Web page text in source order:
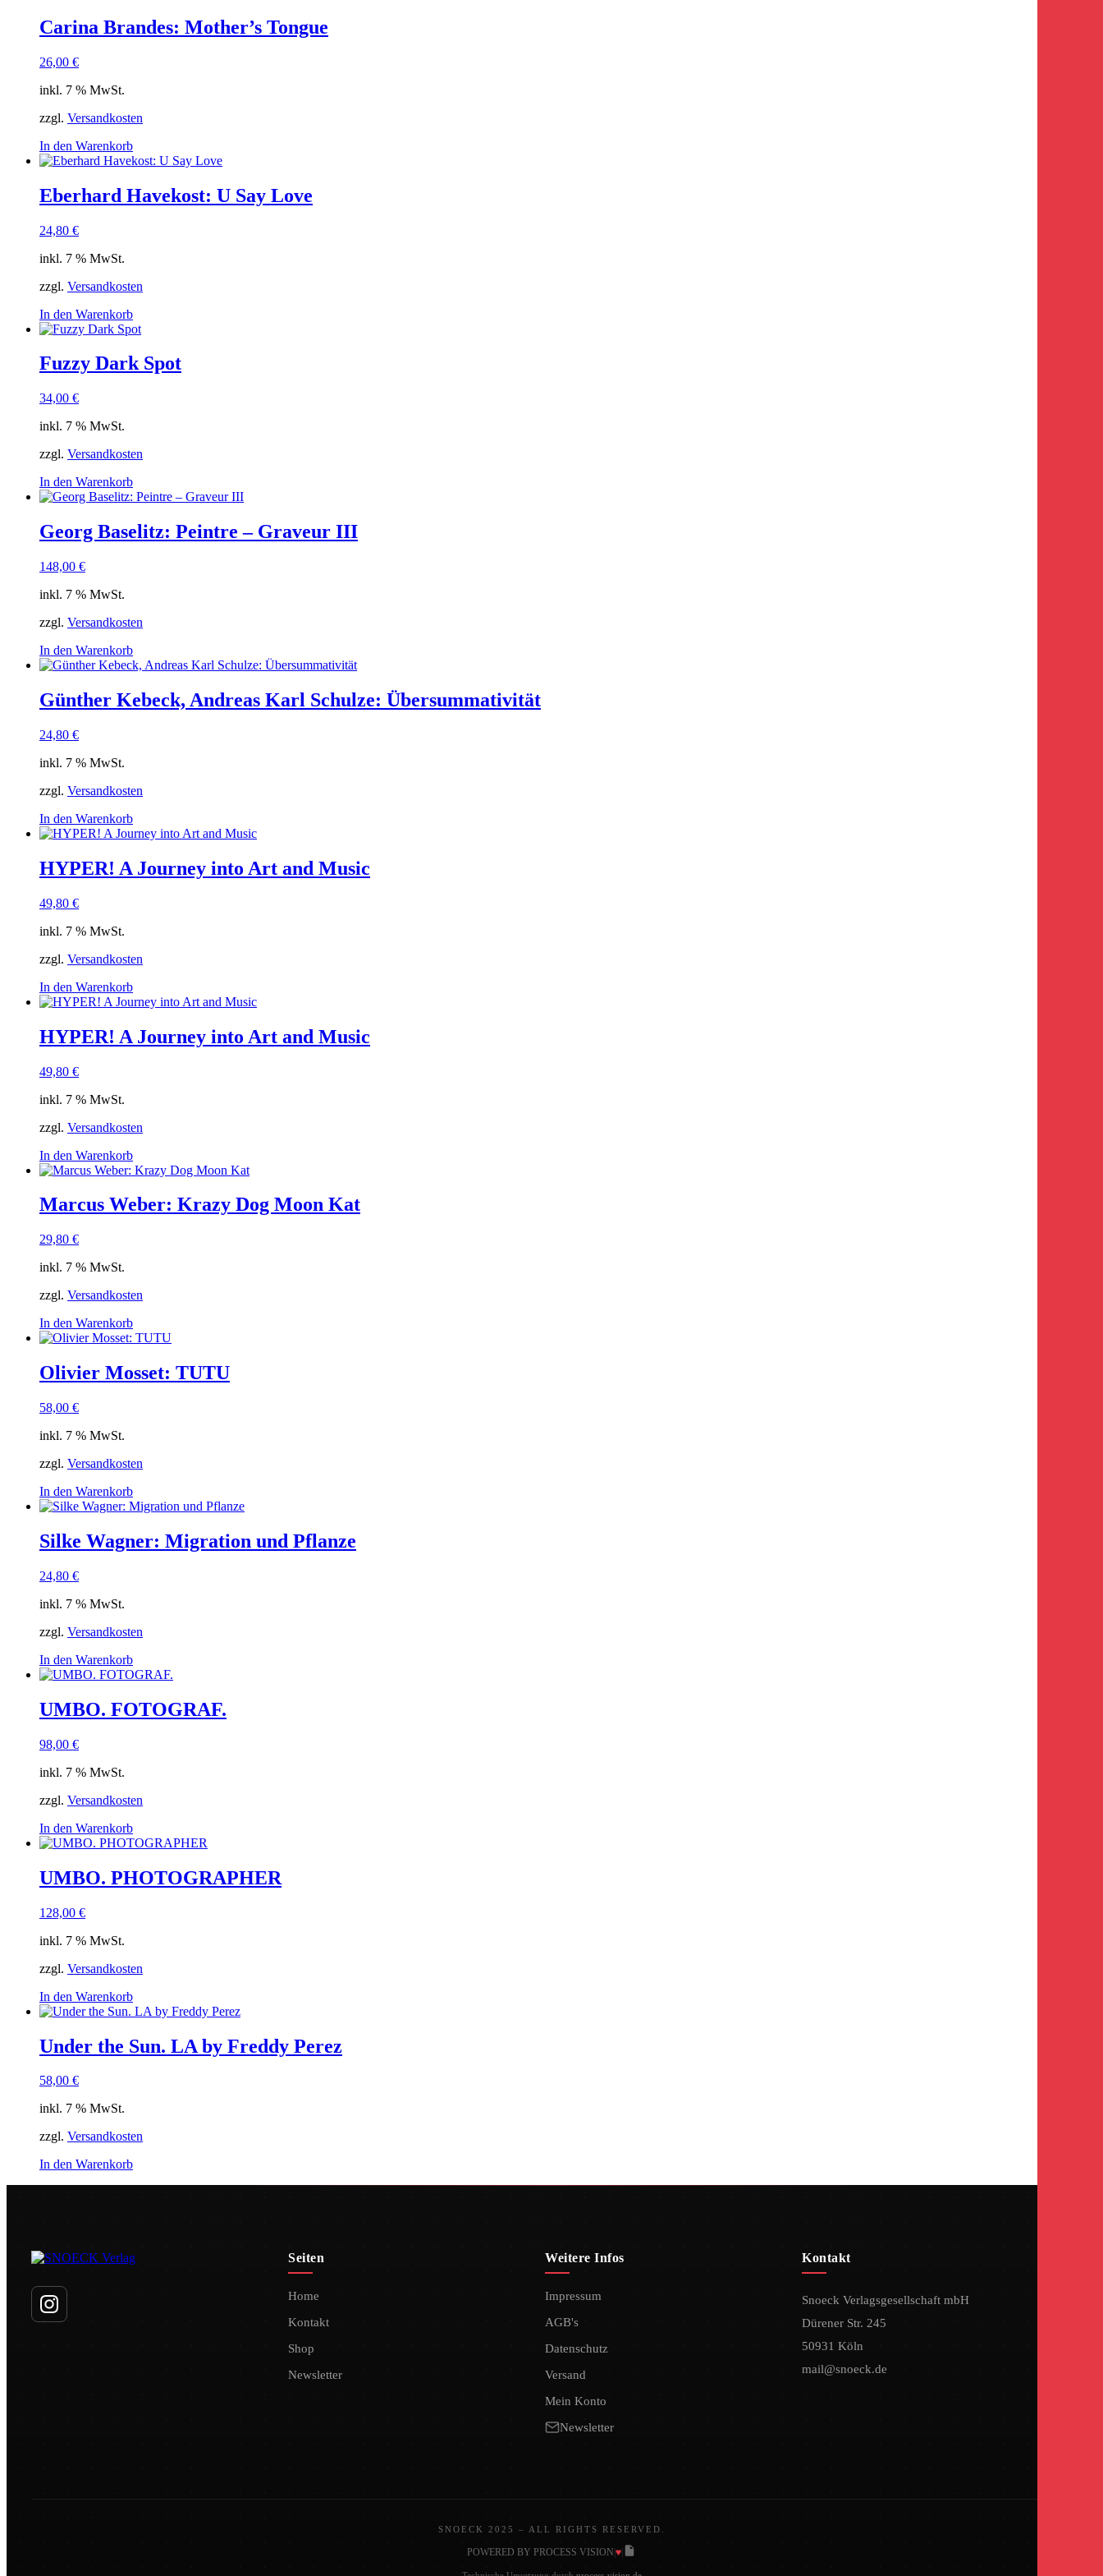
Carina Brandes: Mother’s Tongue
26,00 €
inkl. 7 % MwSt.
zzgl. Versandkosten
In den Warenkorb
Eberhard Havekost: U Say Love
24,80 €
inkl. 7 % MwSt.
zzgl. Versandkosten
In den Warenkorb
Fuzzy Dark Spot
34,00 €
inkl. 7 % MwSt.
zzgl. Versandkosten
In den Warenkorb
Georg Baselitz: Peintre – Graveur III
148,00 €
inkl. 7 % MwSt.
zzgl. Versandkosten
In den Warenkorb
Günther Kebeck, Andreas Karl Schulze: Übersummativität
24,80 €
inkl. 7 % MwSt.
zzgl. Versandkosten
In den Warenkorb
HYPER! A Journey into Art and Music
49,80 €
inkl. 7 % MwSt.
zzgl. Versandkosten
In den Warenkorb
HYPER! A Journey into Art and Music
49,80 €
inkl. 7 % MwSt.
zzgl. Versandkosten
In den Warenkorb
Marcus Weber: Krazy Dog Moon Kat
29,80 €
inkl. 7 % MwSt.
zzgl. Versandkosten
In den Warenkorb
Olivier Mosset: TUTU
58,00 €
inkl. 7 % MwSt.
zzgl. Versandkosten
In den Warenkorb
Silke Wagner: Migration und Pflanze
24,80 €
inkl. 7 % MwSt.
zzgl. Versandkosten
In den Warenkorb
UMBO. FOTOGRAF.
98,00 €
inkl. 7 % MwSt.
zzgl. Versandkosten
In den Warenkorb
UMBO. PHOTOGRAPHER
128,00 €
inkl. 7 % MwSt.
zzgl. Versandkosten
In den Warenkorb
Under the Sun. LA by Freddy Perez
58,00 €
inkl. 7 % MwSt.
zzgl. Versandkosten
In den Warenkorb
Seiten
Home
Kontakt
Shop
Newsletter
Weitere Infos
Impressum
AGB's
Datenschutz
Versand
Mein Konto
Newsletter
Kontakt
Snoeck Verlagsgesellschaft mbH
Dürener Str. 245
50931 Köln
mail@snoeck.de
SNOECK 2025 – ALL RIGHTS RESERVED.
POWERED BY PROCESS VISION ♥